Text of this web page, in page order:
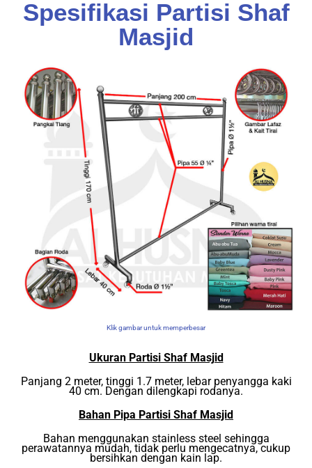
Spesifikasi Partisi Shaf
Masjid
Klik gambar untuk memperbesar
Ukuran Partisi Shaf Masjid
Panjang 2 meter, tinggi 1.7 meter, lebar penyangga kaki
40 cm. Dengan dilengkapi rodanya.
Bahan Pipa Partisi Shaf Masjid
Bahan menggunakan stainless steel sehingga
perawatannya mudah, tidak perlu mengecatnya, cukup
bersihkan dengan kain lap.